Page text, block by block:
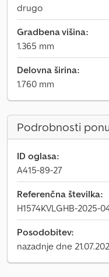
drugo
Gradbena višina:
1.365 mm
Delovna širina:
1.760 mm
Podrobnosti
ID oglasa:
A415-89-27
Referenčna številka:
H1574KVLGHB-2025-
Posodobitev:
nazadnje dne